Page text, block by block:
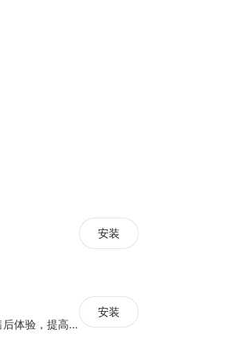
安装
国际物流查询工具，提供最好的物流查询售后体验，提高客户忠诚度，带来更多销售额。
安装